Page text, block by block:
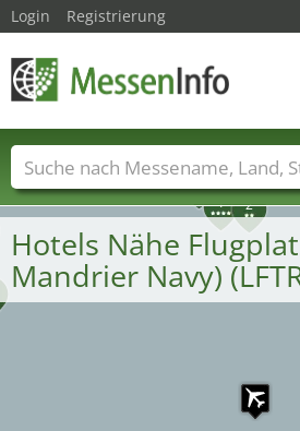
1 2
3
Hotels Nähe
Mandrier Navy)
Login Registrierung
Messenamen Länder
Dienstleisterbranchen